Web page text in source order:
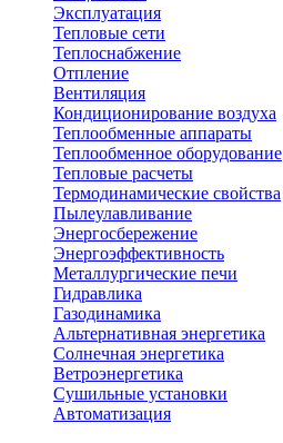
Эксплуатация
Тепловые сети
Теплоснабжение
Отпление
Вентиляция
Кондиционирование воздуха
Теплообменные аппараты
Теплообменное оборудование
Тепловые расчеты
Термодинамические свойства
Пылеулавливание
Энергосбережение
Энергоэффективность
Металлургические печи
Гидравлика
Газодинамика
Альтернативная энергетика
Солнечная энергетика
Ветроэнергетика
Сушильные установки
Автоматизация